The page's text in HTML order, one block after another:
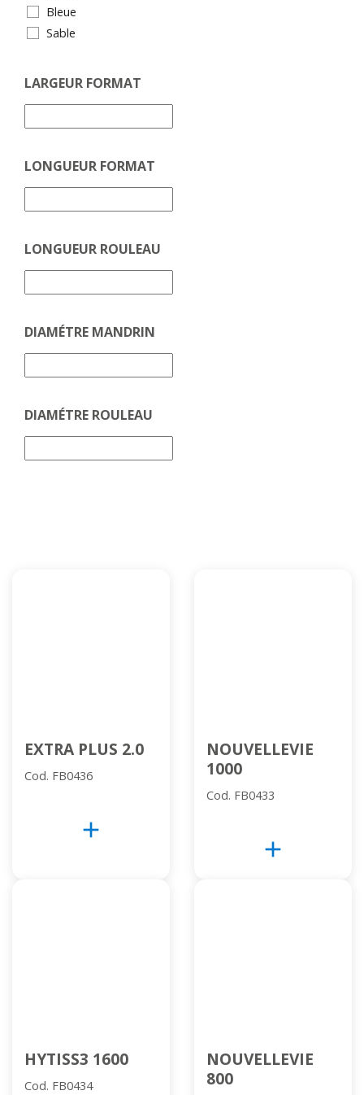
Bleue
Sable
LARGEUR FORMAT
LONGUEUR FORMAT
LONGUEUR ROULEAU
DIAMÉTRE MANDRIN
DIAMÉTRE ROULEAU
EXTRA PLUS 2.0
Cod. FB0436
add
NOUVELLEVIE
1000
Cod. FB0433
add
HYTISS3 1600
Cod. FB0434
NOUVELLEVIE
800